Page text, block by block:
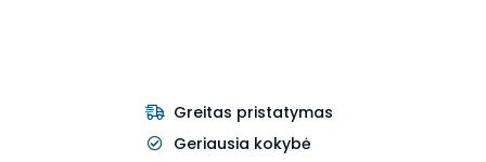
Greitas pristatymas
Geriausia kokybė